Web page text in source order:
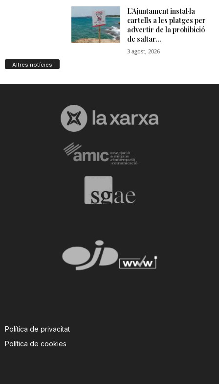
Altres notícies
Política de privacitat
Política de cookies